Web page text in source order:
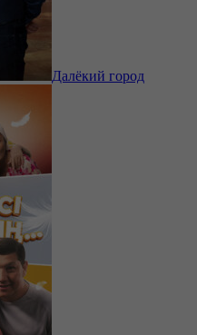
Далёкий город